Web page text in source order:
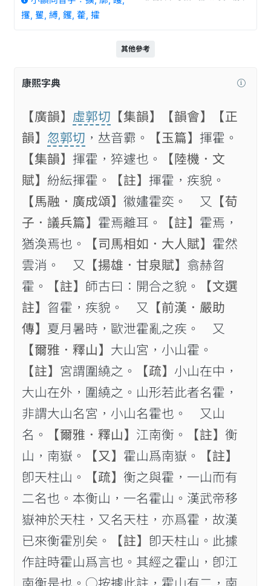
攫, 矍, 縛, 钁, 藿, 攉
其他參考
康熙字典
【廣韻】 虛郭切 【集韻】 【韻會】
【正
韻】 忽郭切 ，𠀤音霩。 【玉篇】 揮霍。
【集韻】 揮霍，猝遽也。
【陸機．文
賦】 紛紜揮霍。 【註】 揮霍，疾貌。
【馬融．廣成頌】 徽嫿霍奕。 又
【荀
子．議兵篇】 霍焉離耳。 【註】 霍焉，
猶渙焉也。
【司馬相如．大人賦】 霍然
雲消。 又
【揚雄．甘泉賦】 翕赫曶
霍。
【註】 師古曰：開合之貌。
【文選
註】 曶霍，疾貌。 又
【前漢．嚴助
傳】 夏月暑時，歐泄霍亂之疾。 又
【爾雅．釋山】 大山宮，小山霍。
【註】 宮謂圍繞之。 【疏】 小山在中，
大山在外，圍繞之。山形若此者名霍，
非謂大山名宮，小山名霍也。 又山
名。
【爾雅．釋山】 江南衡。 【註】 衡
山，南嶽。
【又】 霍山爲南嶽。
【註】
卽天柱山。
【疏】 衡之與霍，一山而有
二名也。本衡山，一名霍山。漢武帝移
嶽神於天柱，又名天柱，亦爲霍，故漢
已來衡霍別矣。
【註】 卽天柱山。此據
作註時霍山爲言也。其經之霍山，卽江